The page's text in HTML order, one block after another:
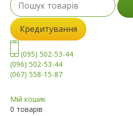
Кредитування
(095) 502-53-44
(096) 502-53-44
(067) 558-15-87
Мій кошик
0 товарів